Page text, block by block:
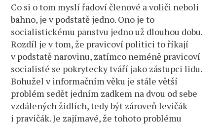
Co si o tom myslí řadoví členové a voliči neboli
bahno, je v podstatě jedno. Ono je to
socialistickému panstvu jedno už dlouhou dobu.
Rozdíl je v tom, že pravicoví politici to říkají
v podstatě narovinu, zatímco neméně pravicoví
socialisté se pokrytecky tváří jako zástupci lidu.
Bohužel v informačním věku je stále větší
problém sedět jedním zadkem na dvou od sebe
vzdálených židlích, tedy být zároveň levičák
i pravičák. Je zajímavé, že tohoto problému